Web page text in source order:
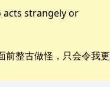
acts strangely or
前整古做怪，只会令我更